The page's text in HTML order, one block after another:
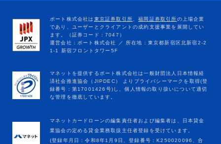
マネットカードローンの編集責任者および編集者は、日本貸金
業協会の定める貸金業務取扱主任者登録を受けています。
(登録年月日：令和8年1月9日、登録番号：K250020096、合